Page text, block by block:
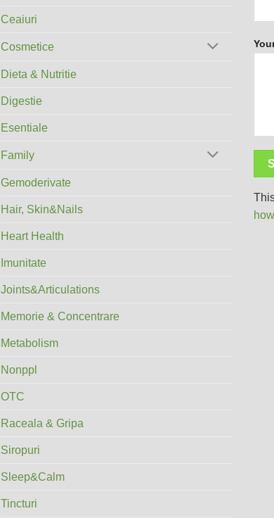
Ceaiuri
Cosmetice
Dieta & Nutritie
Digestie
Esentiale
Family
Gemoderivate
Hair, Skin&Nails
Heart Health
Imunitate
Joints&Articulations
Memorie & Concentrare
Metabolism
Nonppl
OTC
Raceala & Gripa
Siropuri
Sleep&Calm
Tincturi